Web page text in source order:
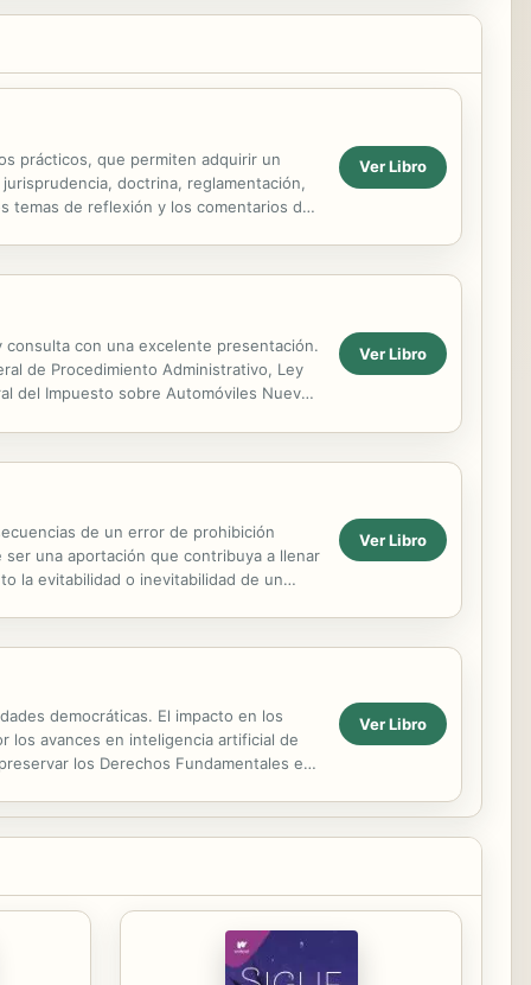
prácticos, que permiten adquirir un
doctrina, reglamentación,
temas de reflexión y los comentarios de
Ver Libro
consulta con una excelente presentación.
de Procedimiento Administrativo, Ley
del Impuesto sobre Automóviles Nuevos
Ver Libro
de un error de prohibición
una aportación que contribuya a llenar
la evitabilidad o inevitabilidad de un
Ver Libro
democráticas. El impacto en los
los avances en inteligencia artificial de
los Derechos Fundamentales en
Ver Libro